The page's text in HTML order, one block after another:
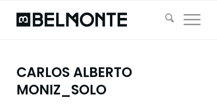
CARLOS ALBERTO
MONIZ_SOLO